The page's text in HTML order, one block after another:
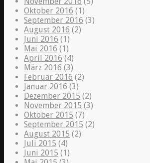
Oktober 2016 (1)
September 2016 (3)
August 2016 (2)
Juni 2016 (1)
Mai 2016 (1)
April 2016 (4)
März 2016 (3)
Februar 2016 (2)
Januar 2016 (3)
Dezember 2015 (2)
November 2015 (3)
Oktober 2015 (7)
September 2015 (2)
August 2015 (2)
Juli 2015 (4)
Juni 2015 (1)